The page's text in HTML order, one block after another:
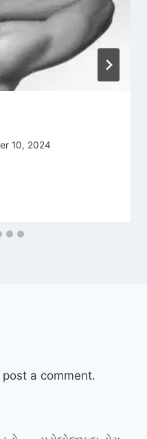
10, 2024
a comment.